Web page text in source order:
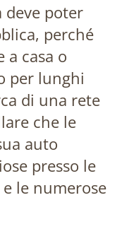
deve poter
perché
casa o
per lunghi
di una rete
che le
auto
presso le
le numerose